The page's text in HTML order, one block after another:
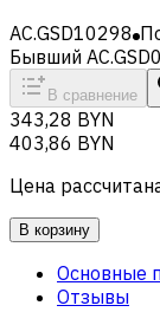
AC.GSD10298
Бывший
В сравнение
343,28 BYN
403,86 BYN
Цена
В корзину
Основные
Отзывы